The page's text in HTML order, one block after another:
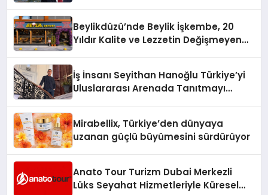
Hayata Geçirecek
Beylikdüzü’nde Beylik İşkembe, 20
Yıldır Kalite ve Lezzetin Değişmeyen
İş İnsanı Seyithan Hanoğlu Türkiye’yi
Uluslararası Arenada Tanıtmayı
Mirabellix, Türkiye’den dünyaya
uzanan güçlü büyümesini sürdürüyor
Anato Tour Turizm Dubai Merkezli
Lüks Seyahat Hizmetleriyle Küresel